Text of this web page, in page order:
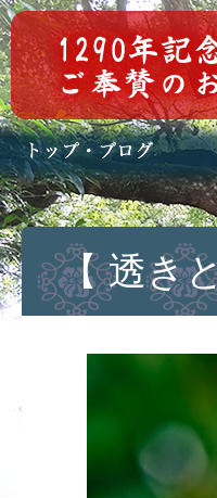
トップページ
ブログ(日々八百万)
お知らせ一覧 歴
年
メ
【 透き